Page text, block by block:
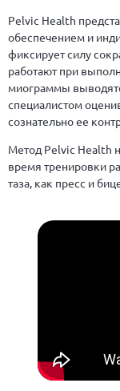
Pelvic Health
обеспечением и
фиксирует силу
работают при
миограммы
специалистом
сознательно ее
Метод Pelvic Health
время тренировки
таза, как пресс и